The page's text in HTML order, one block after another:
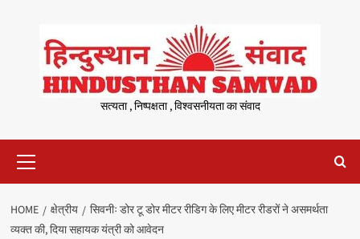
content
सत्यता , निष्पक्षता , विश्वसनीयता का संवाद
Menu
HOME क्षेत्रीय
सिवनीः डोर टू डोर मीटर रीडिग के लिए मीटर रीडरों ने असमर्थता
व्यक्त की, दिया सहायक यंत्री को आवेदन